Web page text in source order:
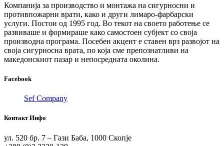
Компанија за производство и монтажа на сигурносни и
противпожарни врати, како и други лимаро-фарбарски
услуги. Постои од 1995 год. Во текот на своето работење се
развиваше и формираше како самостоен субјект со своја
производна програма. Посебен акцент е ставен врз развојот на
своја сигурносна врата, по која сме препознатливи на
македонскиот пазар и непосредната околина.
Facebook
Sef Company
Контакт Инфо
ул. 520 бр. 7 – Гази Баба, 1000 Скопје